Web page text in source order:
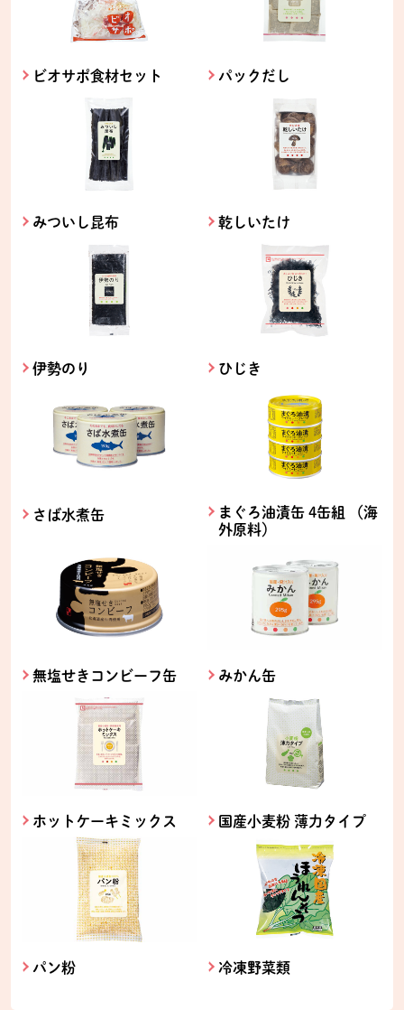
ビオサポ食材セット パックだし
みついし昆布 乾しいたけ
伊勢のり ひじき
さば水煮缶
まぐろ油漬缶 4缶組 （海
外原料）
無塩せきコンビーフ缶 みかん缶
ホットケーキミックス 国産小麦粉 薄力タイプ
パン粉 冷凍野菜類